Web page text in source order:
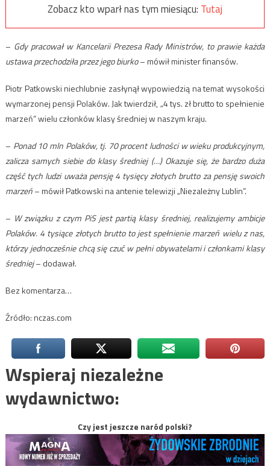
Zobacz kto wparł nas tym miesiącu: Tutaj
– Gdy pracował w Kancelarii Prezesa Rady Ministrów, to prawie każda
ustawa przechodziła przez jego biurko– mówił minister finansów.
Piotr Patkowski niechlubnie zasłynął wypowiedzią na temat wysokości
wymarzonej pensji Polaków. Jak twierdził, „4 tys. zł brutto to spełnienie
marzeń” wielu członków klasy średniej w naszym kraju.
– Ponad 10 mln Polaków, tj. 70 procent ludności w wieku produkcyjnym,
zalicza samych siebie do klasy średniej (…) Okazuje się, że bardzo duża
część tych ludzi uważa pensję 4 tysięcy złotych brutto za pensję swoich
marzeń– mówił Patkowski na antenie telewizji „Niezależny Lublin”.
– W związku z czym PiS jest partią klasy średniej, realizujemy ambicje
Polaków. 4 tysiące złotych brutto to jest spełnienie marzeń wielu z nas,
którzy jednocześnie chcą się czuć w pełni obywatelami i członkami klasy
średniej– dodawał.
Bez komentarza…
Źródło: nczas.com
Wspieraj niezależne
wydawnictwo:
Czy jest jeszcze naród polski?